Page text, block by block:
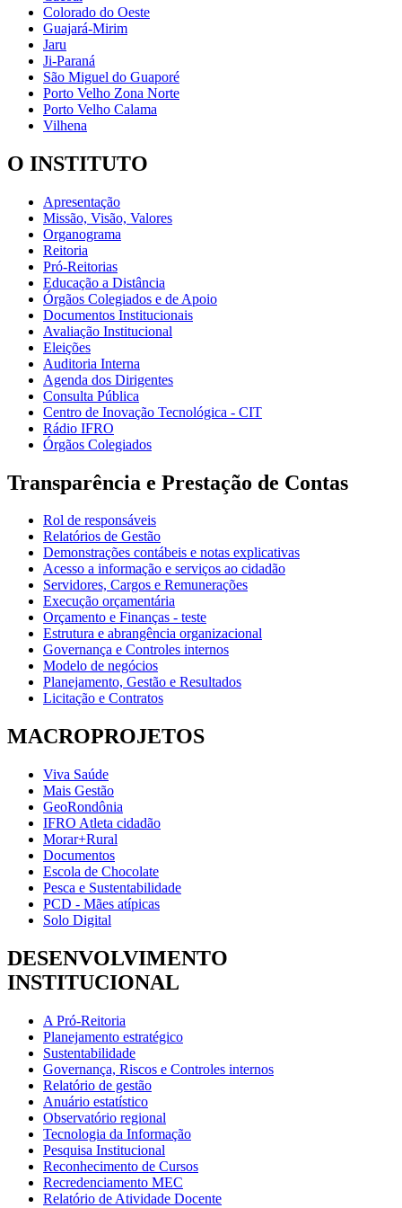
Colorado do Oeste
Guajará-Mirim
Jaru
Ji-Paraná
São Miguel do Guaporé
Porto Velho Zona Norte
Porto Velho Calama
Vilhena
O INSTITUTO
Apresentação
Missão, Visão, Valores
Organograma
Reitoria
Pró-Reitorias
Educação a Distância
Órgãos Colegiados e de Apoio
Documentos Institucionais
Avaliação Institucional
Eleições
Auditoria Interna
Agenda dos Dirigentes
Consulta Pública
Centro de Inovação Tecnológica - CIT
Rádio IFRO
Órgãos Colegiados
Transparência e Prestação de Contas
Rol de responsáveis
Relatórios de Gestão
Demonstrações contábeis e notas explicativas
Acesso a informação e serviços ao cidadão
Servidores, Cargos e Remunerações
Execução orçamentária
Orçamento e Finanças - teste
Estrutura e abrangência organizacional
Governança e Controles internos
Modelo de negócios
Planejamento, Gestão e Resultados
Licitação e Contratos
MACROPROJETOS
Viva Saúde
Mais Gestão
GeoRondônia
IFRO Atleta cidadão
Morar+Rural
Documentos
Escola de Chocolate
Pesca e Sustentabilidade
PCD - Mães atípicas
Solo Digital
DESENVOLVIMENTO
INSTITUCIONAL
A Pró-Reitoria
Planejamento estratégico
Sustentabilidade
Governança, Riscos e Controles internos
Relatório de gestão
Anuário estatístico
Observatório regional
Tecnologia da Informação
Pesquisa Institucional
Reconhecimento de Cursos
Recredenciamento MEC
Relatório de Atividade Docente